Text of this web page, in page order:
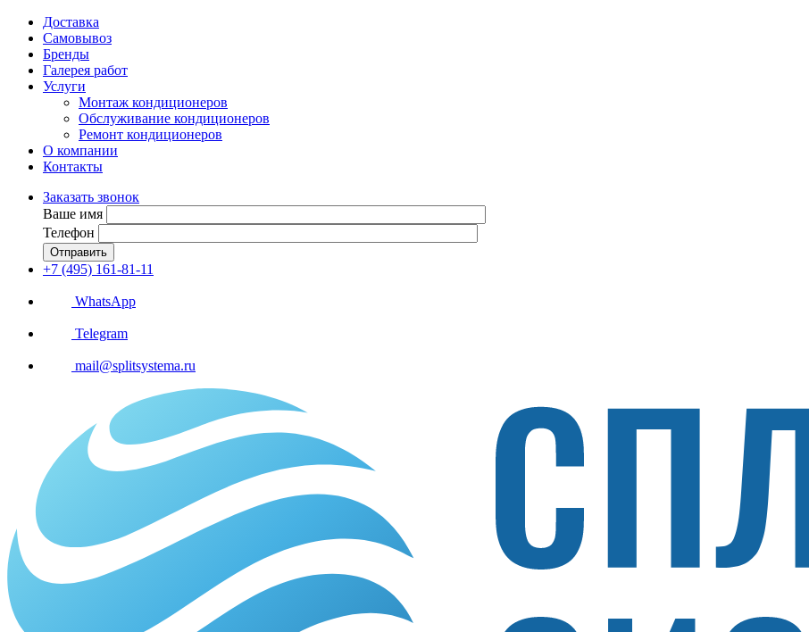
Доставка
Самовывоз
Бренды
Галерея работ
Услуги
Монтаж кондиционеров
Обслуживание кондиционеров
Ремонт кондиционеров
О компании
Контакты
Заказать звонок
Ваше имя
Телефон
Отправить
+7 (495) 161-81-11
WhatsApp
Telegram
mail@splitsystema.ru